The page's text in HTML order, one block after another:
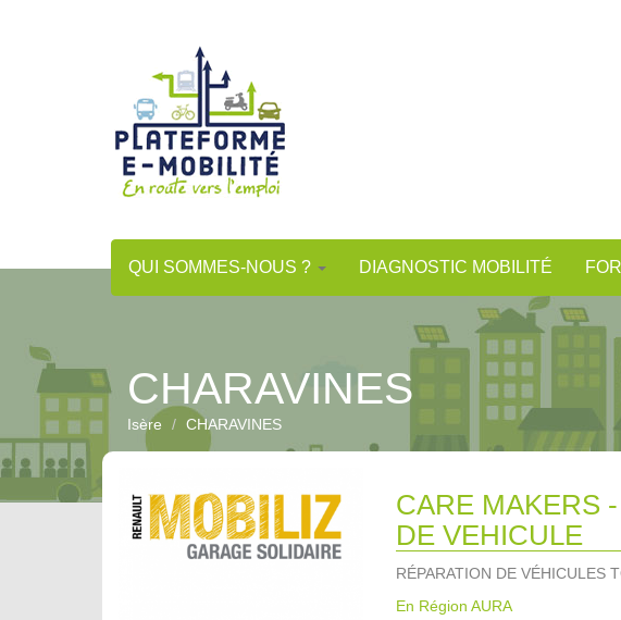
QUI SOMMES-NOUS ? DIAGNOSTIC MOBILITÉ
CHARAVINES
Isère CHARAVINES
CARE MAKERS
DE VEHICULE
RÉPARATION DE VÉHICULES
En Région AURA